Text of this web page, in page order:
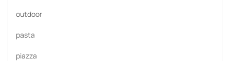
outdoor
pasta
piazza